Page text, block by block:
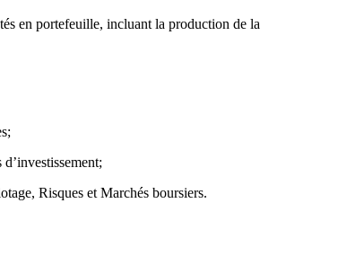
en portefeuille, incluant la production de la
Risques et Marchés boursiers.